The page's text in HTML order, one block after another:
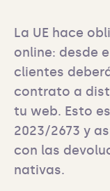
La UE hace
online: desde
clientes
contrato a
tu web. Esto
2023/2673 y
con las
nativas.